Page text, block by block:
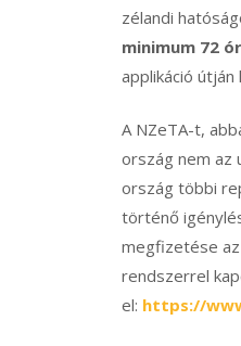
zélandi
minimum 72
applikáció
A NZeTA-t,
ország nem az
ország többi
történő
megfizetése
rendszerrel
el: https://